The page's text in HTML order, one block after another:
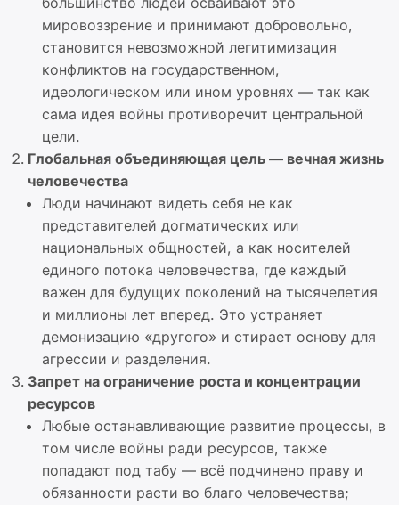
мировоззрение и принимают добровольно,
становится невозможной легитимизация
конфликтов на государственном,
идеологическом или ином уровнях — так как
сама идея войны противоречит центральной
цели.
Глобальная объединяющая цель — вечная жизнь
человечества
Люди начинают видеть себя не как
представителей догматических или
национальных общностей, а как носителей
единого потока человечества, где каждый
важен для будущих поколений на тысячелетия
и миллионы лет вперед. Это устраняет
демонизацию «другого» и стирает основу для
агрессии и разделения.
Запрет на ограничение роста и концентрации
ресурсов
Любые останавливающие развитие процессы, в
том числе войны ради ресурсов, также
попадают под табу — всё подчинено праву и
обязанности расти во благо человечества;